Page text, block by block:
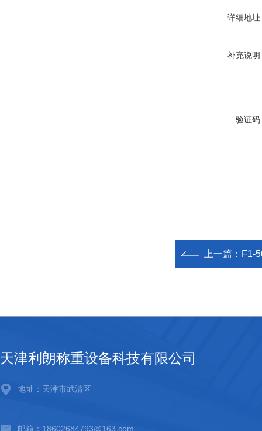
详细地址
补充说明
验证码
上一篇： F1-
天津利朗称重设备科技有限公司
地址：天津市武清区
邮箱：18602684793@163.com